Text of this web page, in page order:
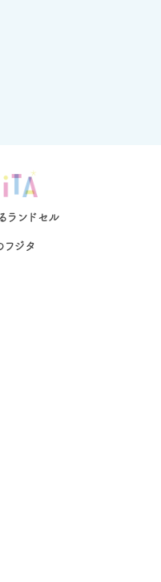
ランドセル
フジタ